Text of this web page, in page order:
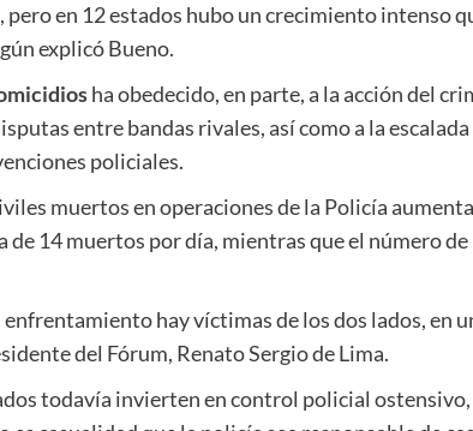
en 12 estados hubo un crecimiento intenso
explicó Bueno.
ha obedecido, en parte, a la acción del
entre bandas rivales, así como a la
policiales.
muertos en operaciones de la Policía
de 14 muertos por día, mientras que el número
hay víctimas de los dos lados, en
del Fórum, Renato Sergio de Lima.
todavía invierten en control policial